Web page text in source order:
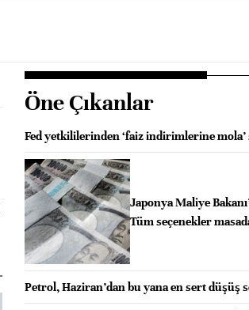
Öne Çıkanlar
Fed yetkililerinden ‘faiz indirimlerine
Japonya Maliye
Tüm seçenekler
Petrol, Haziran’dan bu yana en sert düşüş